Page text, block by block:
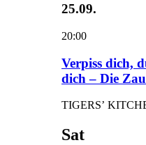
25.09.
20:00
Verpiss dich,
dich – Die
TIGERS’
Sat